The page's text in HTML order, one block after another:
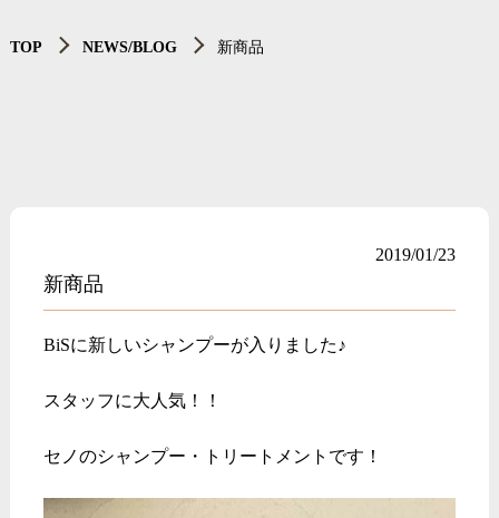
TOP NEWS/BLOG 新商品
2019/01/23
新商品
BiSに新しいシャンプーが入りました♪
スタッフに大人気！！
セノのシャンプー・トリートメントです！